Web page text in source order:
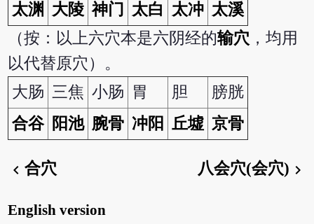
太渊 大陵 神门 太白 太冲 太溪
（按：以上六穴本是六阴经的输穴 ，均用
以代替原穴）。
大肠 三焦 小肠 胃 胆
膀胱
合谷 阳池 腕骨 冲阳 丘墟 京骨
chevron_left合穴 八会穴(会穴) chevron_right
English version